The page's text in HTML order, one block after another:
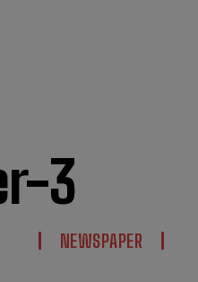
3
NEWSPAPER